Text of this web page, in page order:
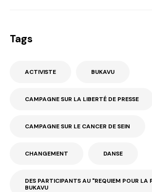
Tags
ACTIVISTE BUKAVU
CAMPAGNE SUR LA LIBERTÉ DE PRESSE
CAMPAGNE SUR LE CANCER DE SEIN
CHANGEMENT DANSE
DES PARTICIPANTS AU "REQUIEM POUR LA
BUKAVU